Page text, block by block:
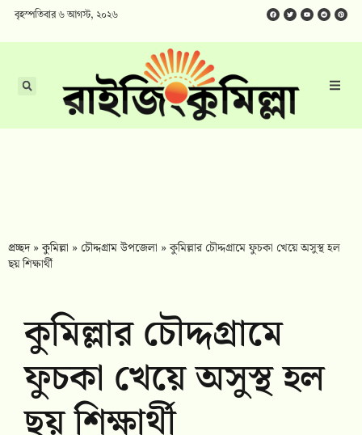
বৃহস্পতিবার ৬ আগস্ট, ২০২৬
প্রচ্ছদ»কুমিল্লা » চৌদ্দগ্রাম উপজেলা »কুমিল্লার চৌদ্দগ্রামে ফুচকা খেয়ে অসুস্থ হল
ছয় শিক্ষার্থী
কুমিল্লার চৌদ্দগ্রামে
ফুচকা খেয়ে অসুস্থ হল